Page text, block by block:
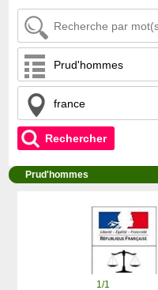
Rechercher
Prud'hommes
1/1